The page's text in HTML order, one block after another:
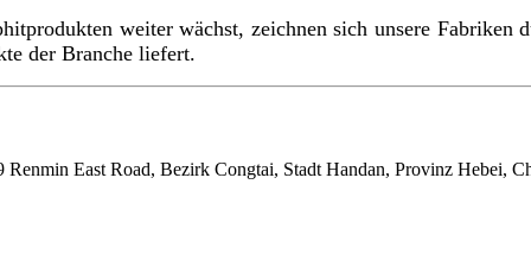
weiter wächst, zeichnen sich unsere Fabriken
der Branche liefert.
East Road, Bezirk Congtai, Stadt Handan, Provinz Hebei,